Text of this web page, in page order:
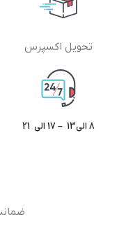
تحویل اکسپرس
8 الی13 – 17 الی 21